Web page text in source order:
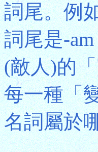
詞尾。例
詞尾是-
(敵人)的
每一種「
名詞屬於